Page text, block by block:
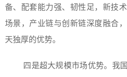
备、配套能力强、韧性足，新技
场景，产业链与创新链深度融合
天独厚的优势。
四是超大规模市场优势。我